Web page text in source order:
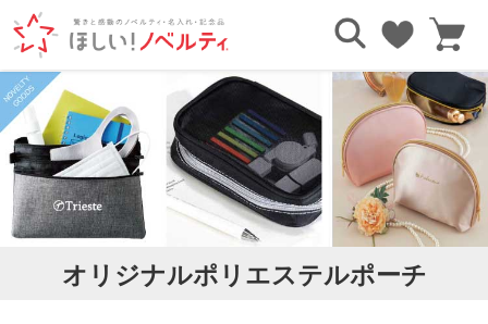
TOP ポーチ・ケース ポリエステルポーチ
オリジナルポリエステルポーチ